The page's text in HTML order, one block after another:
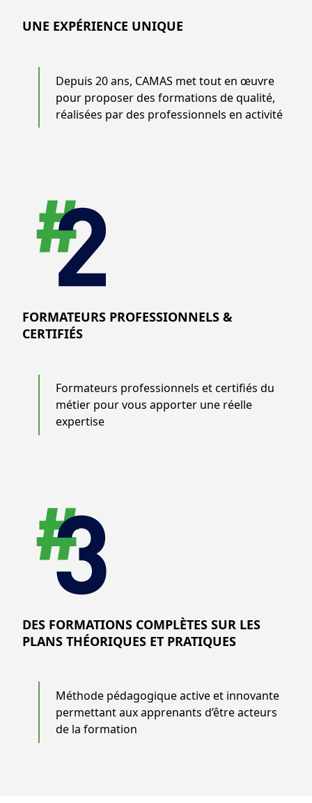
UNE EXPÉRIENCE UNIQUE
Depuis 20 ans, CAMAS met tout en œuvre
pour proposer des formations de qualité,
réalisées par des professionnels en activité
FORMATEURS PROFESSIONNELS &
CERTIFIÉS
Formateurs professionnels et certifiés du
métier pour vous apporter une réelle
expertise
DES FORMATIONS COMPLÈTES SUR LES
PLANS THÉORIQUES ET PRATIQUES
Méthode pédagogique active et innovante
permettant aux apprenants d’être acteurs
de la formation